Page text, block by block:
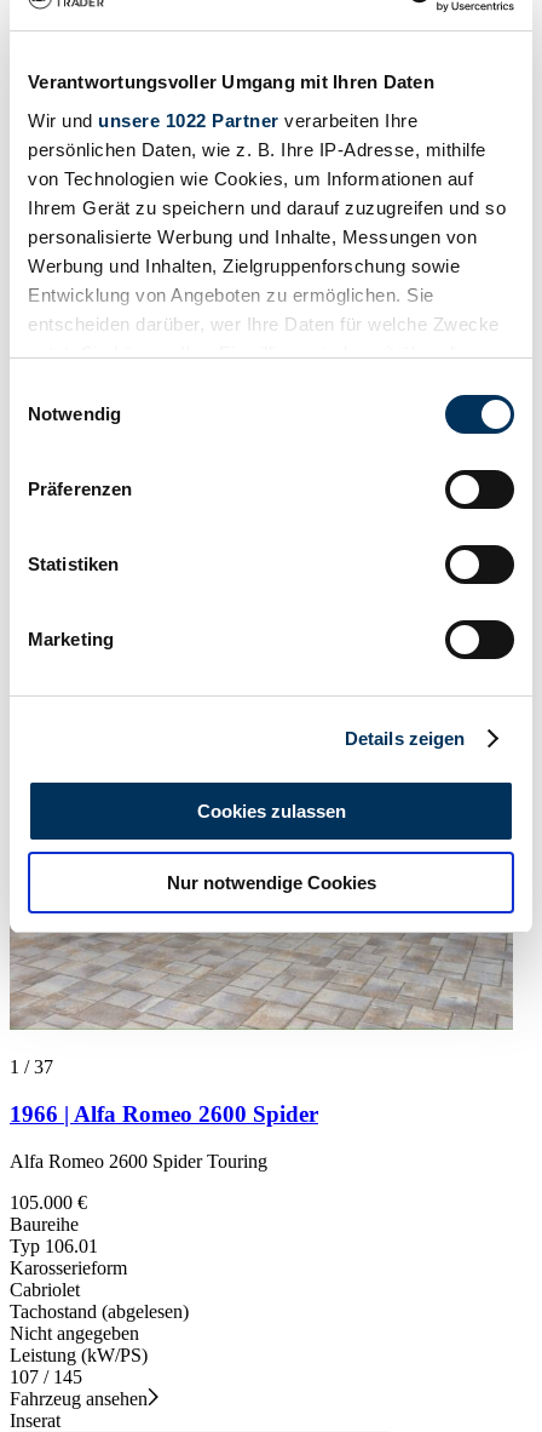
Verantwortungsvoller Umgang mit Ihren Daten
Wir und unsere 1022 Partner verarbeiten Ihre
persönlichen Daten, wie z. B. Ihre IP-Adresse, mithilfe
von Technologien wie Cookies, um Informationen auf
Ihrem Gerät zu speichern und darauf zuzugreifen und so
personalisierte Werbung und Inhalte, Messungen von
Werbung und Inhalten, Zielgruppenforschung sowie
Entwicklung von Angeboten zu ermöglichen. Sie
entscheiden darüber, wer Ihre Daten für welche Zwecke
nutzt. Sie können Ihre Einwilligung jederzeit über die
Trigger Symbol ändern oder widerrufen
Informationen über Ihre geografische Lage
können
bestimmten Merkmalen (Fingerprinting) identifizieren
Erfahren Sie mehr darüber, wie Ihre persönlichen Daten
analysieren. Außerdem geben wir Informationen zu Ihrer
Verwendung unserer Website an unsere Partner für
soziale Medien, Werbung und Analysen weiter. Unsere
Partner führen diese Informationen möglicherweise mit
weiteren Daten zusammen, die Sie ihnen bereitgestellt
haben oder die sie im Rahmen Ihrer Nutzung der Dienste
gesammelt haben.Datenschutzerklärung
Notwendig
Präferenzen
Statistiken
Marketing
Details zeigen
Cookies zulassen
Nur notwendige Cookies
75.000 €
Baureihe
DX
Karosserieform
Cabriolet
Tachostand (abgelesen)
Nicht angegeben
Leistung (kW/PS)
80 / 109
Fahrzeug ansehen
Inserat
1 /37
1966 | Alfa Romeo 2600 Spider
Alfa Romeo 2600 Spider Touring
105.000 €
Baureihe
Typ 106.01
Karosserieform
Cabriolet
Tachostand (abgelesen)
Nicht angegeben
Leistung (kW/PS)
107 / 145
Fahrzeug ansehen
Inserat